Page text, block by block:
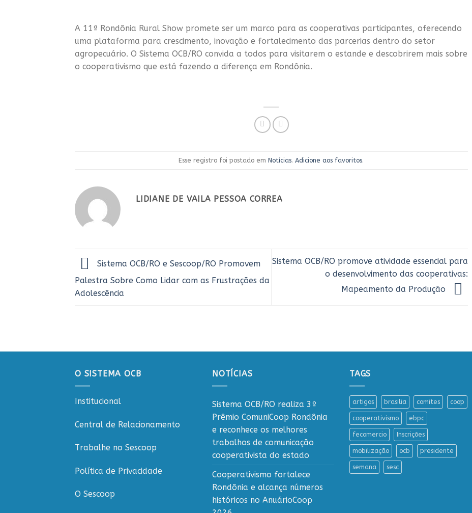
A 11ª Rondônia Rural Show promete ser um marco para as cooperativas participantes, oferecendo
uma plataforma para crescimento, inovação e fortalecimento das parcerias dentro do setor
agropecuário. O Sistema OCB/RO convida a todos para visitarem o estande e descobrirem mais sobre
o cooperativismo que está fazendo a diferença em Rondônia.
Esse registro foi postado emNotícias.Adicione aos favoritos.
LIDIANE DE VAILA PESSOA CORREA
Sistema OCB/RO e Sescoop/RO Promovem
Palestra Sobre Como Lidar com as Frustrações da
Adolescência
Sistema OCB/RO promove atividade essencial para
o desenvolvimento das cooperativas:
Mapeamento da Produção
O SISTEMA OCB
Institucional
Central de Relacionamento
Trabalhe no Sescoop
Política de Privacidade
O Sescoop
NOTÍCIAS
Sistema OCB/RO realiza 3º
Prêmio ComuniCoop Rondônia
e reconhece os melhores
trabalhos de comunicação
cooperativista do estado
Cooperativismo fortalece
Rondônia e alcança números
históricos no AnuárioCoop
TAGS
artigos brasilia comites coop
cooperativismo ebpc
fecomercio Inscrições
mobilização ocb presidente
semana sesc